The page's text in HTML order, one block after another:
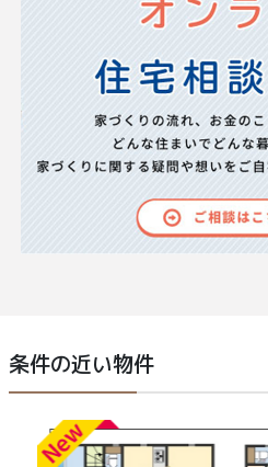
条件の近い物件